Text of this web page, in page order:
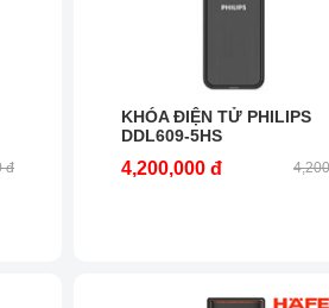
đ
KHÓA ĐIỆN TỬ PHILIPS
DDL609-5HS
4,200,000 đ